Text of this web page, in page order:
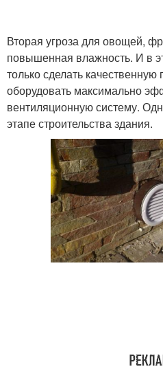
Вторая угроза для овощей,
повышенная влажность. И в
только сделать
оборудовать максимально
вентиляционную систему.
этапе строительства здания.